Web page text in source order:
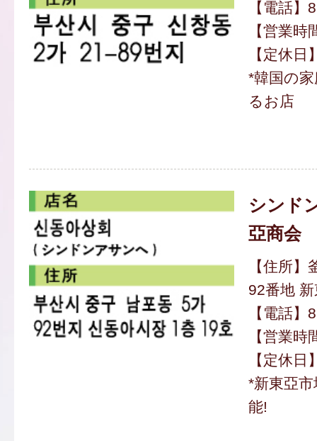
【電話
【営業
【定休日
*韓国の
るお店
シンド
亞商会
【住所
92番地
【電話
【営業
【定休日
*新東亞
能!